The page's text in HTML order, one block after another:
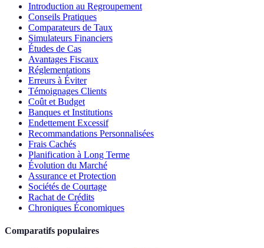
Introduction au Regroupement
Conseils Pratiques
Comparateurs de Taux
Simulateurs Financiers
Études de Cas
Avantages Fiscaux
Réglementations
Erreurs à Éviter
Témoignages Clients
Coût et Budget
Banques et Institutions
Endettement Excessif
Recommandations Personnalisées
Frais Cachés
Planification à Long Terme
Évolution du Marché
Assurance et Protection
Sociétés de Courtage
Rachat de Crédits
Chroniques Économiques
Comparatifs populaires